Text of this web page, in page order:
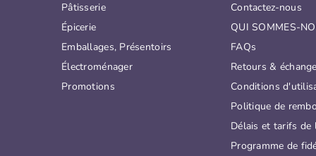
Pâtisserie
Épicerie
Emballages, Présentoirs
Électroménager
Promotions
Contactez-nous
QUI SOMMES-
FAQs
Retours &
Conditions
Politique de
Délais et tarifs de
Programme de